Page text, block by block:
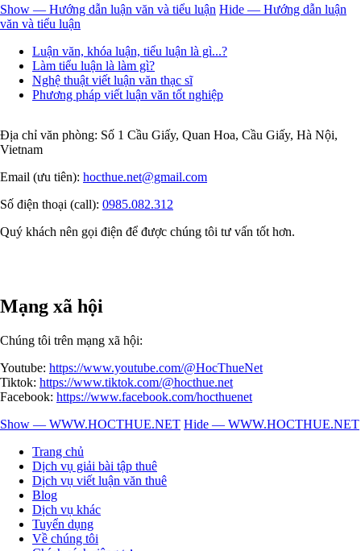
Show — Hướng dẫn luận văn và tiểu luận Hide — Hướng dẫn luận
văn và tiểu luận
Luận văn, khóa luận, tiểu luận là gì...?
Làm tiểu luận là làm gì?
Nghệ thuật viết luận văn thạc sĩ
Phương pháp viết luận văn tốt nghiệp
Địa chỉ văn phòng: Số 1 Cầu Giấy, Quan Hoa, Cầu Giấy, Hà Nội,
Vietnam
Email (ưu tiên): hocthue.net@gmail.com
Số điện thoại (call): 0985.082.312
Quý khách nên gọi điện để được chúng tôi tư vấn tốt hơn.
Mạng xã hội
Chúng tôi trên mạng xã hội:
Youtube: https://www.youtube.com/@HocThueNet
Tiktok: https://www.tiktok.com/@hocthue.net
Facebook: https://www.facebook.com/hocthuenet
WWW.HOCTHUE.NET
Show — WWW.HOCTHUE.NET Hide — WWW.HOCTHUE.NET
Trang chủ
Dịch vụ giải bài tập thuê
Dịch vụ viết luận văn thuê
Blog
Dịch vụ khác
Tuyển dụng
Về chúng tôi